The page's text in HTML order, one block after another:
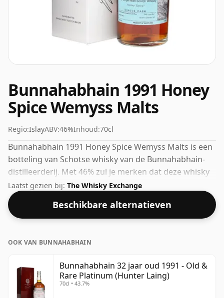
Bunnahabhain 1991 Honey
Spice Wemyss Malts
Regio:IslayABV:46%Inhoud:70cl
Bunnahabhain 1991 Honey Spice Wemyss Malts is een
botteling van Schotse whisky van de Bunnahabhain-
distilleerderij. Met 46% zul je merken dat deze whisky
op een ideale drinksterkte is gebotteld. Wordt
geleverd in de normale flesmaat van 70cl.
Laatst gezien bij: The Whisky Exchange
Beschikbare alternatieven
OOK VAN BUNNAHABHAIN
Bunnahabhain 32 jaar oud 1991 - Old &
Rare Platinum (Hunter Laing)
70cl • 43.7%